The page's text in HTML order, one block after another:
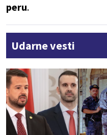
peru.
Udarne vesti